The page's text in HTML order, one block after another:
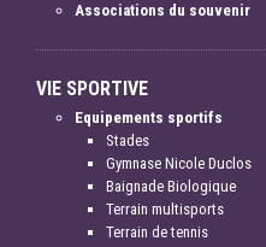
Associations du souvenir
VIE SPORTIVE
Equipements sportifs
Stades
Gymnase Nicole Duclos
Baignade Biologique
Terrain multisports
Terrain de tennis